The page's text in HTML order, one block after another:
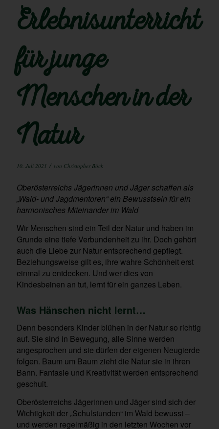
Erlebnisunterricht
für junge
Menschen in der
Natur
10. Juli 2021 / von Christopher Böck
Oberösterreichs Jägerinnen und Jäger schaffen als
„Wald- und Jagdmentoren“ ein Bewusstsein für ein
harmonisches Miteinander im Wald
Wir Menschen sind ein Teil der Natur und haben im
Grunde eine tiefe Verbundenheit zu ihr. Doch gehört
auch die Liebe zur Natur entsprechend gepflegt.
Beziehungsweise gilt es, ihre wahre Schönheit erst
einmal zu entdecken. Und wer dies von
Kindesbeinen an tut, lernt für ein ganzes Leben.
Was Hänschen nicht lernt…
Denn besonders Kinder blühen in der Natur so richtig
auf. Sie sind in Bewegung, alle Sinne werden
angesprochen und sie dürfen der eigenen Neugierde
folgen. Baum um Baum zieht die Natur sie in ihren
Bann. Fantasie und Kreativität werden entsprechend
geschult.
Oberösterreichs Jägerinnen und Jäger sind sich der
Wichtigkeit der „Schulstunden“ im Wald bewusst –
und werden regelmäßig in den letzten Wochen vor